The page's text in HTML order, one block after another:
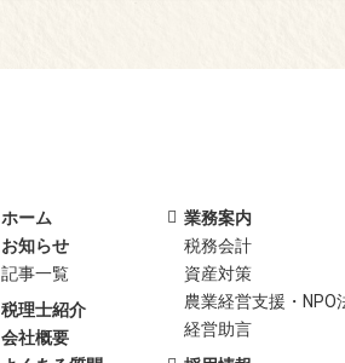
ホーム
お知らせ
記事一覧
税理士紹介
会社概要
業務案内
税務会計
資産対策
農業経営支援・NPO
経営助言